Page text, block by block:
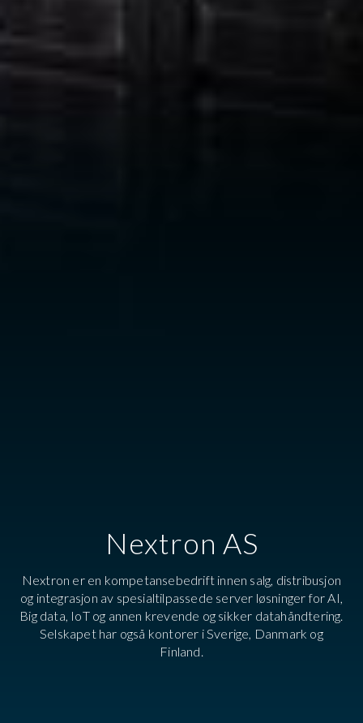
Nextron AS
Nextron er en kompetansebedrift innen salg, distribusjon
og integrasjon av spesialtilpassede server løsninger for AI,
Big data, IoT og annen krevende og sikker datahåndtering.
Selskapet har også kontorer i Sverige, Danmark og
Finland.